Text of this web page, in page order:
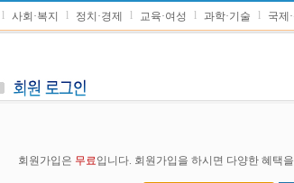
l 사회·복지 l 정치·경제 l 교육·여성 l 과학·기술 l 국제
회원가입은 무료입니다. 회원가입을 하시면 다양한 혜택